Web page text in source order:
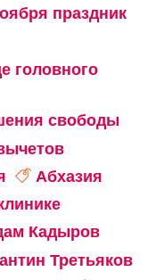
праздник
головного
свободы
Абхазия
Кадыров
Третьяков